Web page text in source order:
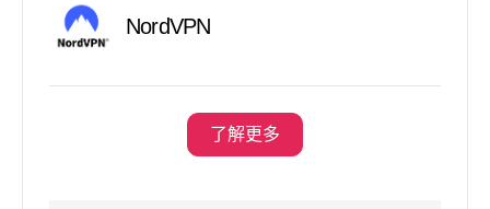
NordVPN
了解更多